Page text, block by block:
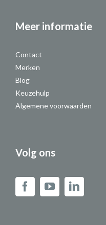
Meer informatie
Contact
Merken
Blog
Keuzehulp
Algemene voorwaarden
Volg ons